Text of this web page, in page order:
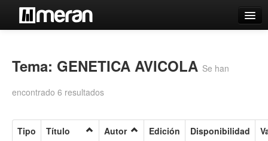
Búsqueda Avanzada
Tema: GENETICA AVICOLA Se han
encontrado 6 resultados
Tipo Título Autor Edición Disponibilidad